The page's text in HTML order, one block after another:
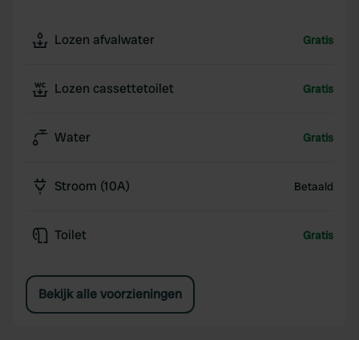
Lozen afvalwater Gratis
Lozen cassettetoilet Gratis
Water Gratis
Stroom (10A) Betaald
Toilet Gratis
Bekijk alle voorzieningen